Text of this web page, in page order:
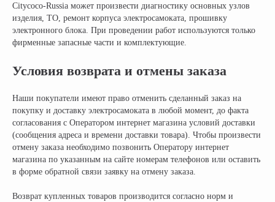
Citycoco-Russia может произвести диагностику основных узлов
изделия, ТО, ремонт корпуса электросамоката, прошивку
электронного блока. При проведении работ используются только
фирменные запасные части и комплектующие.
Условия возврата и отмены заказа
Наши покупатели имеют право отменить сделанный заказ на
покупку и доставку электросамоката в любой момент, до факта
согласования с Оператором интернет магазина условий доставки
(сообщения адреса и времени доставки товара). Чтобы произвести
отмену заказа необходимо позвонить Оператору интернет
магазина по указанным на сайте номерам телефонов или оставить
в форме обратной связи заявку на отмену заказа.
Возврат купленных товаров производится согласно норм и